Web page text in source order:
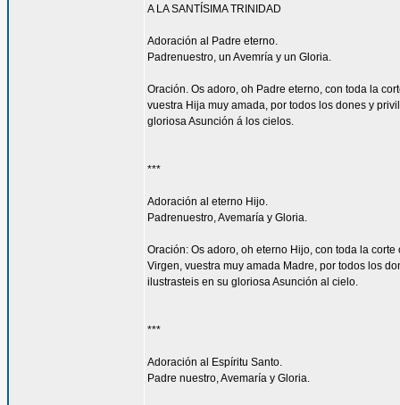
A LA SANTÍSIMA TRINIDAD
Adoración al Padre eterno.
Padrenuestro, un Avemría y un Gloria.
Oración. Os adoro, oh Padre eterno, con toda la
vuestra Hija muy amada, por todos los dones y
gloriosa Asunción á los cielos.
***
Adoración al eterno Hijo.
Padrenuestro, Avemaría y Gloria.
Oración: Os adoro, oh eterno Hijo, con toda la
Virgen, vuestra muy amada Madre, por todos los
ilustrasteis en su gloriosa Asunción al cielo.
***
Adoración al Espíritu Santo.
Padre nuestro, Avemaría y Gloria.